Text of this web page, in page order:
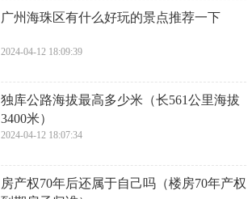
​广州海珠区有什么好玩的景点推荐一下
2024-04-12 18:09:39
​独库公路海拔最高多少米（长561公里海拔
3400米）
2024-04-12 18:07:34
​房产权70年后还属于自己吗（楼房70年产权